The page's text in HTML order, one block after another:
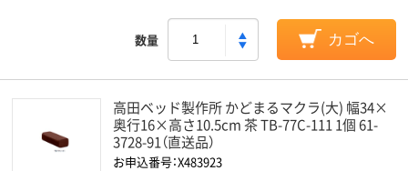
数量 カゴへ
高田ベッド製作所 かどまるマクラ(大) 幅34×
奥行16×高さ10.5cm 茶 TB-77C-111 1個 61-
3728-91（直送品）
お申込番号：X483923